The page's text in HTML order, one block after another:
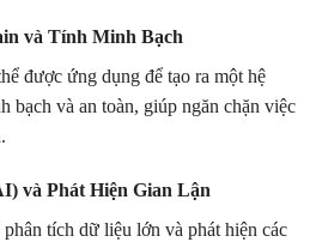
và Tính Minh Bạch
được ứng dụng để tạo ra một hệ
bạch và an toàn, giúp ngăn chặn việc
và Phát Hiện Gian Lận
tích dữ liệu lớn và phát hiện các